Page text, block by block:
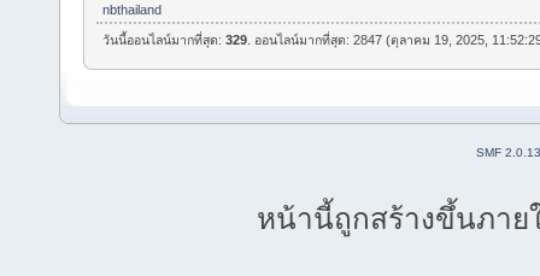
nbthailand
วันนี้ออนไลน์มากที่สุด:329 . ออนไลน์มากที่สุด: 2847 (ตุลาคม 19, 2025,
SMF 2.0.13
หน้านี้ถูกสร้างขึ้นภาย